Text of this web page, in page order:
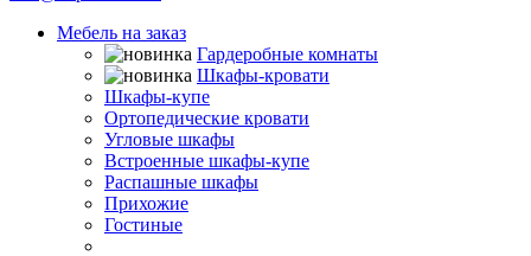
Мебель на заказ
Гардеробные комнаты
Шкафы-кровати
Шкафы-купе
Ортопедические кровати
Угловые шкафы
Встроенные шкафы-купе
Распашные шкафы
Прихожие
Гостиные